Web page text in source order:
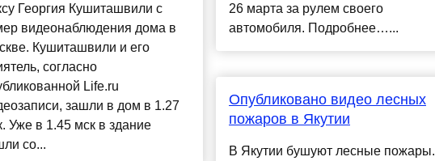
Георгия Кушиташвили с
видеонаблюдения дома в
Кушиташвили и его
согласно
Life.ru
зашли в дом в 1.27
Уже в 1.45 мск в здание
со...
26 марта за рулем своего
автомобиля. Подробнее…...
Опубликовано видео лесных
пожаров в Якутии
В Якутии бушуют лесные пожары.